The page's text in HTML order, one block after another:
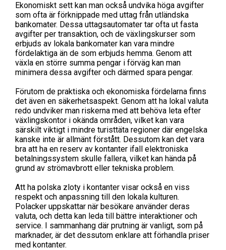
Ekonomiskt sett kan man också undvika höga avgifter
som ofta är förknippade med uttag från utländska
bankomater. Dessa uttagsautomater tar ofta ut fasta
avgifter per transaktion, och de växlingskurser som
erbjuds av lokala bankomater kan vara mindre
fördelaktiga än de som erbjuds hemma. Genom att
växla en större summa pengar i förväg kan man
minimera dessa avgifter och därmed spara pengar.
Förutom de praktiska och ekonomiska fördelarna finns
det även en säkerhetsaspekt. Genom att ha lokal valuta
redo undviker man riskerna med att behöva leta efter
växlingskontor i okända områden, vilket kan vara
särskilt viktigt i mindre turisttäta regioner där engelska
kanske inte är allmänt förstått. Dessutom kan det vara
bra att ha en reserv av kontanter ifall elektroniska
betalningssystem skulle fallera, vilket kan hända på
grund av strömavbrott eller tekniska problem.
Att ha polska zloty i kontanter visar också en viss
respekt och anpassning till den lokala kulturen.
Polacker uppskattar när besökare använder deras
valuta, och detta kan leda till bättre interaktioner och
service. I sammanhang där prutning är vanligt, som på
marknader, är det dessutom enklare att förhandla priser
med kontanter.